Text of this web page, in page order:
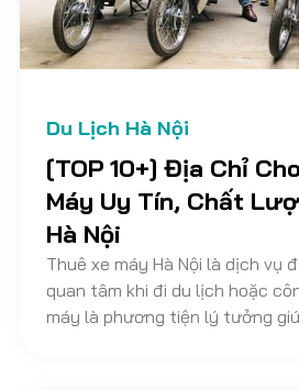
Du Lịch Hà Nội
[TOP 10+] Địa Chỉ
Máy Uy Tín, Chất
Hà Nội
Thuê xe máy Hà Nội là dịch vụ
quan tâm khi đi du lịch hoặc
máy là phương tiện lý tưởng